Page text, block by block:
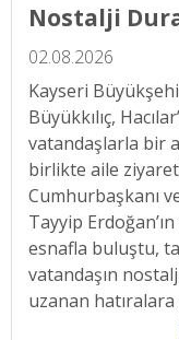
Nostalji
02.08.2026
Kayseri
Büyükkılıç,
vatandaşlarla bir
birlikte aile
Cumhurbaşkanı
Tayyip
esnafla buluştu,
vatandaşın
uzanan